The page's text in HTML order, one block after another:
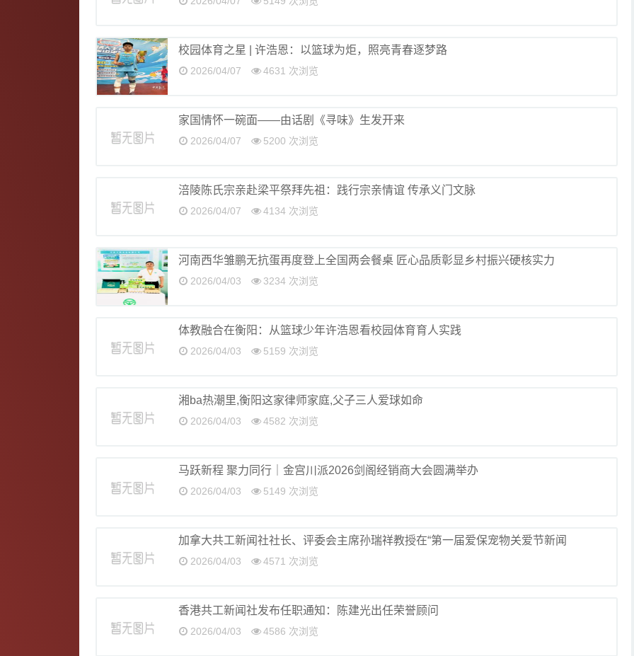
校园体育之星 | 许浩恩：以篮球为炬，照亮青春逐梦路
2026/04/07 4631 次浏览
家国情怀一碗面——由话剧《寻味》生发开来
2026/04/07 5200 次浏览
涪陵陈氏宗亲赴梁平祭拜先祖：践行宗亲情谊 传承义门文脉
2026/04/07 4134 次浏览
河南西华雏鹏无抗蛋再度登上全国两会餐桌 匠心品质彰显乡村振兴硬核实力
2026/04/03 3234 次浏览
体教融合在衡阳：从篮球少年许浩恩看校园体育育人实践
2026/04/03 5159 次浏览
湘ba热潮里,衡阳这家律师家庭,父子三人爱球如命
2026/04/03 4582 次浏览
马跃新程 聚力同行｜金宫川派2026剑阁经销商大会圆满举办
2026/04/03 5149 次浏览
加拿大共工新闻社社长、评委会主席孙瑞祥教授在“第一届爱保宠物关爱节新闻
2026/04/03 4571 次浏览
香港共工新闻社发布任职通知：陈建光出任荣誉顾问
2026/04/03 4586 次浏览